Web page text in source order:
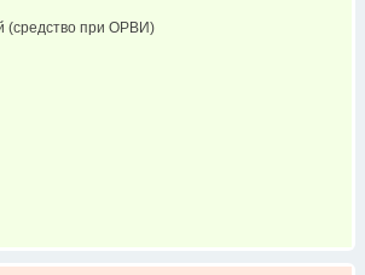
(средство при ОРВИ)